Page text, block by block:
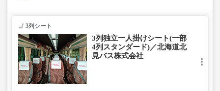
3列シート
3列独立一人掛けシート(一部
4列スタンダード)／北海道北
見バス株式会社